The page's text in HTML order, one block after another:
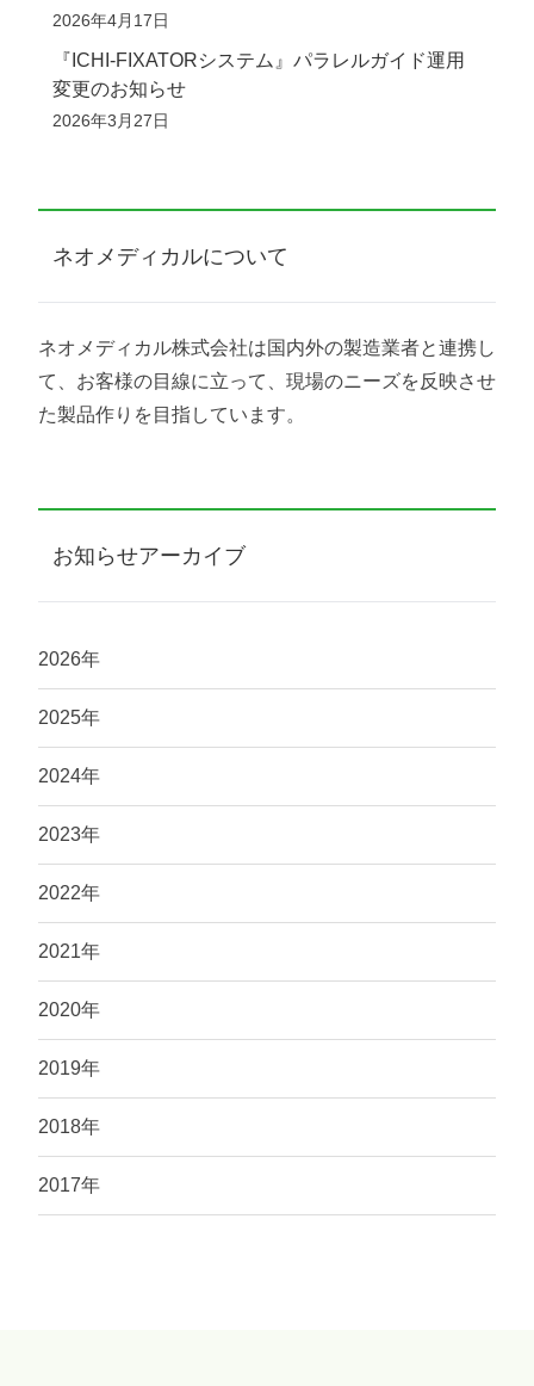
2026年4月17日
『ICHI-FIXATORシステム』パラレルガイド運用
変更のお知らせ
2026年3月27日
ネオメディカルについて
ネオメディカル株式会社は国内外の製造業者と連携し
て、お客様の目線に立って、現場のニーズを反映させ
た製品作りを目指しています。
お知らせアーカイブ
2026年
2025年
2024年
2023年
2022年
2021年
2020年
2019年
2018年
2017年